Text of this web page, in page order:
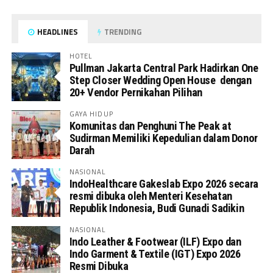
HEADLINES TRENDING
HOTEL
Pullman Jakarta Central Park Hadirkan One
Step Closer Wedding Open House dengan
20+ Vendor Pernikahan Pilihan
GAYA HIDUP
Komunitas dan Penghuni The Peak at
Sudirman Memiliki Kepedulian dalam Donor
Darah
NASIONAL
IndoHealthcare Gakeslab Expo 2026 secara
resmi dibuka oleh Menteri Kesehatan
Republik Indonesia, Budi Gunadi Sadikin
NASIONAL
Indo Leather & Footwear (ILF) Expo dan
Indo Garment & Textile (IGT) Expo 2026
Resmi Dibuka